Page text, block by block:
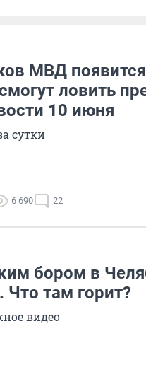
МВД
ловить
10 июня
сутки
6 690 22
бором в
там горит?
видео